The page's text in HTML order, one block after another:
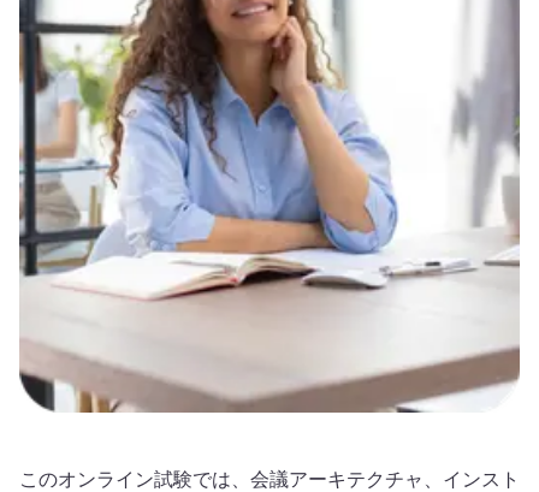
このオンライン試験では、会議アーキテクチャ、インスト